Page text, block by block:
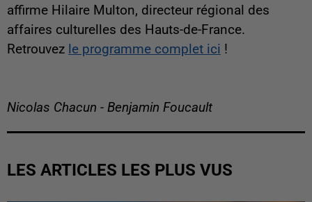
affirme Hilaire Multon, directeur régional des
affaires culturelles des Hauts-de-France.
Retrouvez le programme complet ici !
Nicolas Chacun - Benjamin Foucault
LES ARTICLES LES PLUS VUS